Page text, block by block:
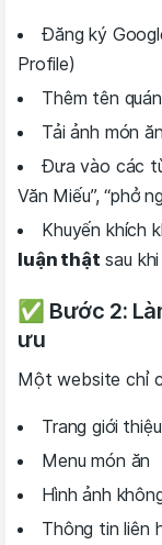
Đăng ký
Profile)
Thêm tên
Tải ảnh món
Đưa vào các
Văn Miếu”, “phở
Khuyến khích
luận thật sau
✅ Bước 2:
ưu
Một website chỉ
Trang giới
Menu món ăn
Hình ảnh
Thông tin liên